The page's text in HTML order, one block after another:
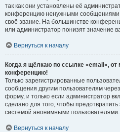
так как они установлены её
конференцию ненужными сообщениями
своё звание. На большинстве
или администратор понизят значение
Вернуться к началу
Когда я щёлкаю по ссылке «email», от
конференцию!
Только зарегистрированные
сообщения другим пользователям
форму, и только если администратор
сделано для того, чтобы
системой анонимными пользователями.
Вернуться к началу